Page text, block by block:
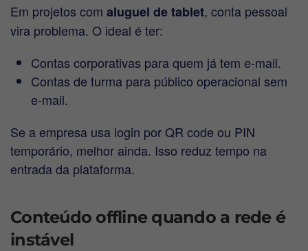
Em projetos com aluguel de tablet, conta pessoal
vira problema. O ideal é ter:
Contas corporativas para quem já tem e-mail.
Contas de turma para público operacional sem
e-mail.
Se a empresa usa login por QR code ou PIN
temporário, melhor ainda. Isso reduz tempo na
entrada da plataforma.
Conteúdo offline quando a rede é
instável